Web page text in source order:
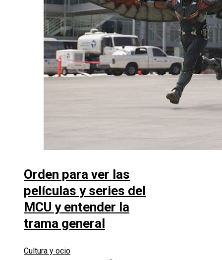
Orden para ver las
películas y series del
MCU y entender la
trama general
Cultura y ocio